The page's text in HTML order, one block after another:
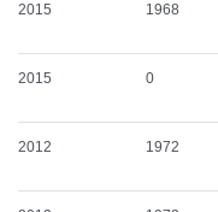
2015 1968
2015 0
2012 1972